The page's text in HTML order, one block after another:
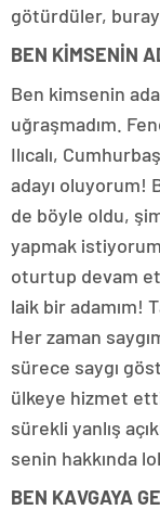
götürdüler,
BEN KİMSENİN
Ben kimsenin
uğraşmadım.
Ilıcalı,
adayı oluyorum!
de böyle oldu,
yapmak
oturtup devam
laik bir adamım!
Her zaman
sürece saygı
ülkeye hizmet
sürekli yanlış
senin hakkında
BEN KAVGAYA